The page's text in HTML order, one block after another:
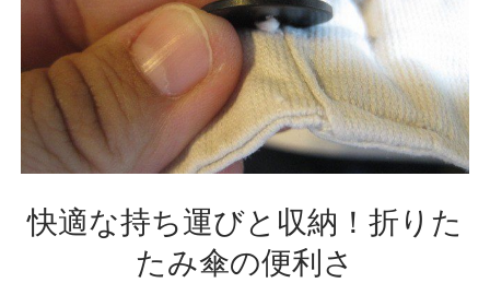
快適な持ち運びと収納！折りた
たみ傘の便利さ